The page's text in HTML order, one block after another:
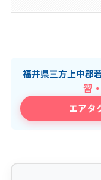
福井県三方上中郡
習
エアタ